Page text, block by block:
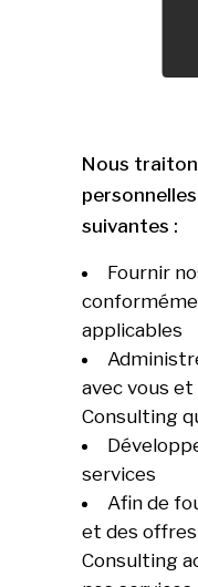
Nous
suivantes :
Fournir
applicables
avec vous
Consulting
services
Afin de
et des
Consulting